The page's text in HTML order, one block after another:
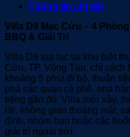
Thông tin chi tiết
Villa D9 Mạc Cửu – 4
BBQ & Giải Trí
Villa D9 tọa lạc tại khu biệt
Cửu, TP. Vũng Tàu, chỉ cách
khoảng 5 phút đi bộ, thuận
phá các quán cà phê, nhà
tiếng gần đó. Villa mới xây,
rãi, không gian thoáng mát,
đình, nhóm bạn hoặc các
giải trí ngoài trời.